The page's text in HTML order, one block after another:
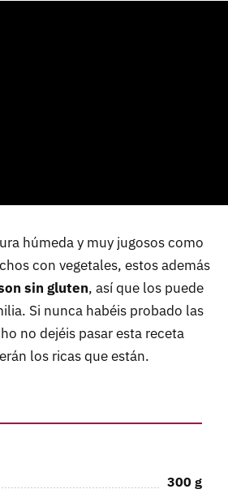
húmeda y muy jugosos como
con vegetales, estos además
sin gluten, así que los puede
Si nunca habéis probado las
no dejéis pasar esta receta
los ricas que están.
300 g